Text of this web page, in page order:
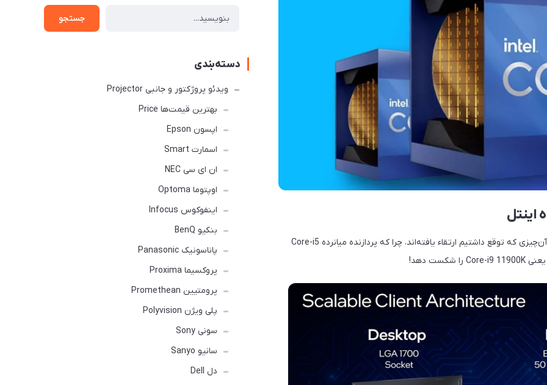
اینتل
به نظر می‌رسد که پردازنده‌های نسل دوازده اینتل بسیار بیشتر از آن‌چیزی که توقع داشتیم ارتقاء یافته‌اند، چرا که پردازنده میانرده Core-i5
جستجو
دسته‌بندی
ویدئو پروژکتور و جانبی Projector
بهترین قیمت‌ها Price
اپسون Epson
اسمارت Smart
ان ای سی NEC
اوپتوما Optoma
اینفوکوس Infocus
بنکیو BenQ
پاناسونیک Panasonic
پروکسیما Proxima
پرومتیین Promethean
پلی ویژن Polyvision
سونی Sony
سانیو Sanyo
دل Dell